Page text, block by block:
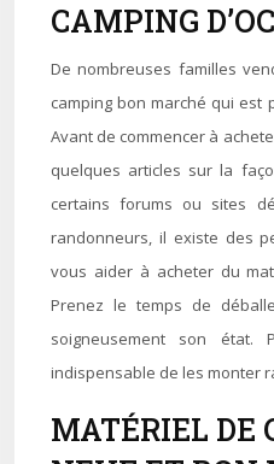
CAMPING
De nombreuses familles
camping bon marché qui
Avant de commencer à
quelques articles sur la
certains forums ou sites
randonneurs, il existe des
vous aider à acheter du
Prenez le temps de
soigneusement son état.
indispensable de les monter
MATÉRIEL DE